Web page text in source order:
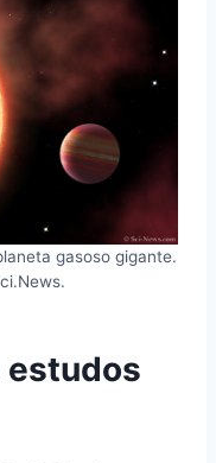
gasoso gigante.
estudos